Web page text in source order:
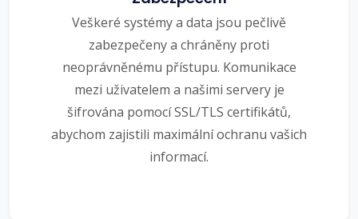
Veškeré systémy a data jsou pečlivě
zabezpečeny a chráněny proti
neoprávněnému přístupu. Komunikace
mezi uživatelem a našimi servery je
šifrována pomocí SSL/TLS certifikátů,
abychom zajistili maximální ochranu vašich
informací.